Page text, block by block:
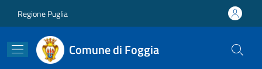
Regione Puglia
Comune di Foggia